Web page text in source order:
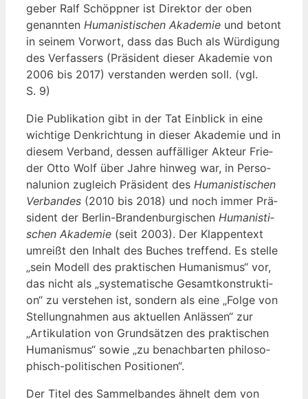
ge­ber Ralf Schöpp­ner ist Direk­tor der oben
genann­ten Huma­nis­ti­schen Aka­de­mie und betont
in sei­nem Vor­wort, dass das Buch als Wür­di­gung
des Ver­fas­sers (Prä­si­dent die­ser Aka­de­mie von
2006 bis 2017) ver­stan­den wer­den soll. (vgl.
S. 9)
Die Publi­ka­ti­on gibt in der Tat Ein­blick in eine
wich­ti­ge Denk­rich­tung in die­ser Aka­de­mie und in
die­sem Ver­band, des­sen auf­fäl­li­ger Akteur Frie­
der Otto Wolf über Jah­re hin­weg war, in Per­so­
nal­uni­on zugleich Prä­si­dent des Huma­nis­ti­schen
Ver­ban­des (2010 bis 2018) und noch immer Prä­
si­dent der Ber­lin-Bran­den­bur­gi­schen Huma­nis­ti­
schen Aka­de­mie (seit 2003). Der Klap­pen­text
umreißt den Inhalt des Buches tref­fend. Es stel­le
„sein Modell des prak­ti­schen Huma­nis­mus“ vor,
das nicht als „sys­te­ma­ti­sche Gesamt­kon­struk­ti­
on“ zu ver­ste­hen ist, son­dern als eine „Fol­ge von
Stel­lung­nah­men aus aktu­el­len Anläs­sen“ zur
„Arti­ku­la­ti­on von Grund­sät­zen des prak­ti­schen
Huma­nis­mus“ sowie „zu benach­bar­ten phi­lo­so­
phisch-poli­ti­schen Positionen“.
Der Titel des Sam­mel­ban­des ähnelt dem von